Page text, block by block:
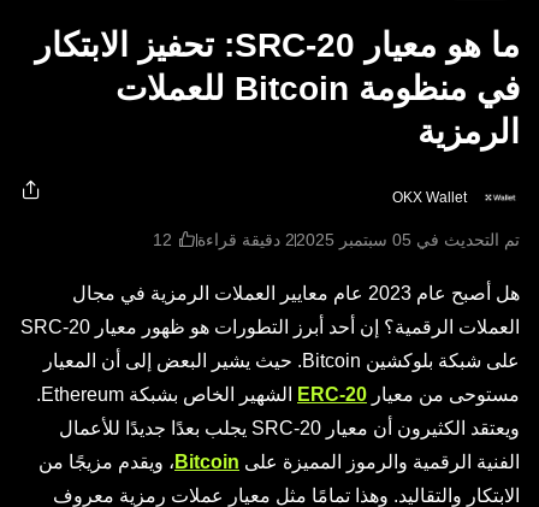
ما هو معيار SRC-20: تحفيز الابتكار
في منظومة Bitcoin للعملات
الرمزية
OKX Wallet
تم التحديث في ‏05 سبتمبر 2025 2 دقيقة قراءة
هل أصبح عام 2023 عام معايير العملات الرمزية في مجال
العملات الرقمية؟ إن أحد أبرز التطورات هو ظهور معيار SRC-20
على شبكة بلوكشين Bitcoin. حيث يشير البعض إلى أن المعيار
مستوحى من معيار ERC-20
الشهير الخاص بشبكة Ethereum.
ويعتقد الكثيرون أن معيار SRC-20 يجلب بعدًا جديدًا للأعمال
الفنية الرقمية والرموز المميزة على Bitcoin ، ويقدم مزيجًا من
الابتكار والتقاليد. وهذا تمامًا مثل معيار عملات رمزية معروف